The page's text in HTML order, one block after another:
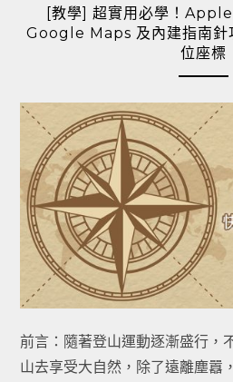
[教學] 超實用必學！
Google Maps 及內建指南針
位座標
前言：隨著登山運動逐漸盛行，
山去享受大自然，除了遠離塵囂